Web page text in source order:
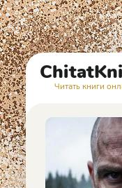
Читать книги